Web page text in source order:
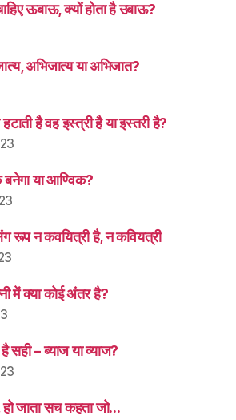
ऊबाऊ, क्यों होता है उबाऊ?
अभिजात्य या अभिजात?
है वह इस्त्री है या इस्तरी है?
या आण्विक?
रूप न कवयित्री है, न कवियत्री
में क्या कोई अंतर है?
– ब्याज या व्याज?
हो जाता सच कहता जो…